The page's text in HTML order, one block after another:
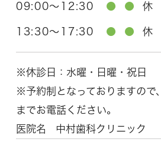
09:00～12:30 ● ● 休
13:30～17:30 ● ● 休
※休診日：水曜・日曜・祝日
※予約制となっておりますので
までお電話ください。
医院名
中村歯科クリニック